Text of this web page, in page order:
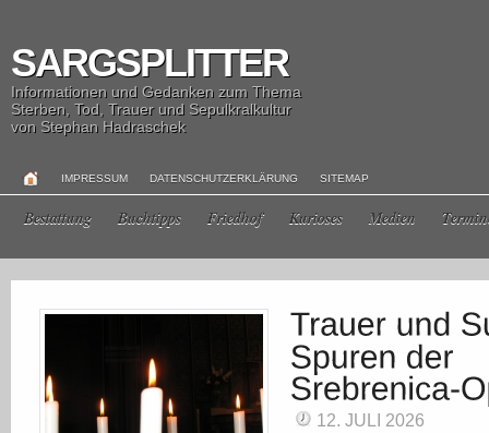
SARGSPLITTER
Informationen und Gedanken zum Thema
Sterben, Tod, Trauer und Sepulkralkultur
von Stephan Hadraschek
IMPRESSUM DATENSCHUTZERKLÄRUNG SITEMAP
Bestattung Buchtipps Friedhof Kurioses Medien
12. JULI 2026